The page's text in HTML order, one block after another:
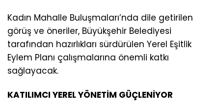
Kadın Mahalle Buluşmaları’nda dile getirilen
görüş ve öneriler, Büyükşehir Belediyesi
tarafından hazırlıkları sürdürülen Yerel Eşitlik
Eylem Planı çalışmalarına önemli katkı
sağlayacak.
KATILIMCI YEREL YÖNETİM GÜÇLENİYOR